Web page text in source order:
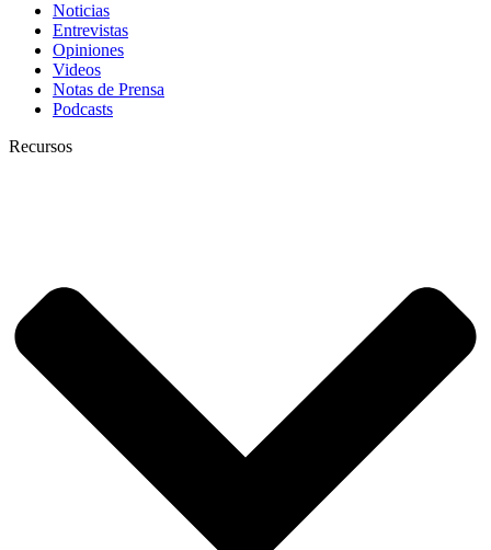
Noticias
Entrevistas
Opiniones
Videos
Notas de Prensa
Podcasts
Recursos